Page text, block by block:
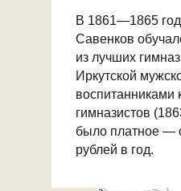
В 1861—1865
Савенков
из лучших
Иркутской
воспитанниками
гимназистов
было платное —
рублей в год.